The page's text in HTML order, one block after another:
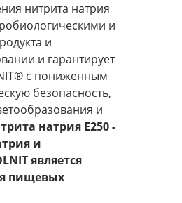
нитрита натрия
и
и
и гарантирует
с пониженным
безопасность,
и
натрия Е250 -
и
является
пищевых